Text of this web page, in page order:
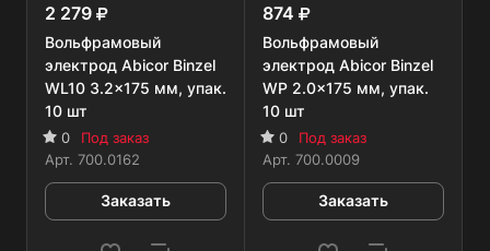
2 279
Вольфрамовый
электрод Abicor Binzel
WL10 3.2x175 мм, упак.
10 шт
0
Под заказ
Арт. 700.0162
Заказать
874
Вольфрамовый
электрод Abicor Binzel
WP 2.0x175 мм, упак.
10 шт
0
Под заказ
Арт. 700.0009
Заказать